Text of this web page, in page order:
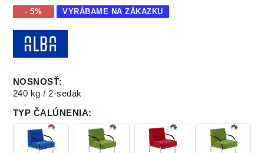
- 5% VYRÁBAME NA ZÁKAZKU
NOSNOSŤ:
240 kg / 2-sedák
TYP ČALÚNENIA: